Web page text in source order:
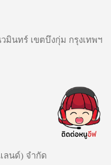
มินทร์ เขตบึงกุ่ม กรุงเทพฯ
ลนด์) จำกัด